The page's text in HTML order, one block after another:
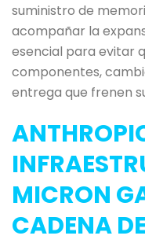
suministro de
acompañar la
esencial para evitar
componentes,
entrega que frenen
MICRON
CADENA